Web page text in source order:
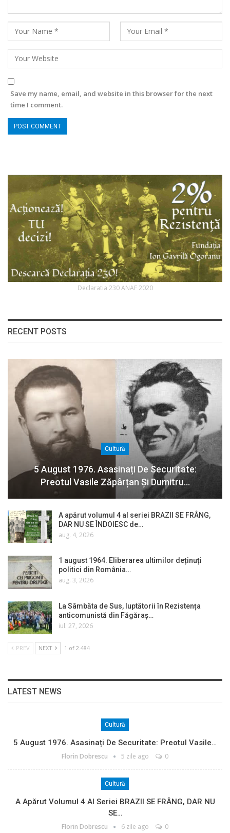
Save my name, email, and website in this browser for the next
time I comment.
Declaratia 230 ANAF 2020
RECENT POSTS
Cultură
5 August 1976. Asasinați De Securitate:
Preotul Vasile Zăpârțan Și Dumitru…
A apărut volumul 4 al seriei BRAZII SE FRÂNG,
DAR NU SE ÎNDOIESC de…
aug. 4, 2026
1 august 1964. Eliberarea ultimilor deținuți
politici din România…
aug. 3, 2026
La Sâmbăta de Sus, luptătorii în Rezistența
anticomunistă din Făgăraș…
iul. 27, 2026
PREV NEXT 1 of 2.484
LATEST NEWS
Cultură
5 August 1976. Asasinați De Securitate: Preotul Vasile…
Florin Dobrescu 5 zile ago 0
Cultură
A Apărut Volumul 4 Al Seriei BRAZII SE FRÂNG, DAR NU
SE…
Florin Dobrescu 6 zile ago 0